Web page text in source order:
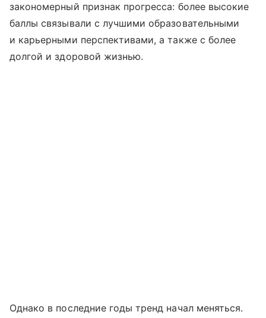
закономерный признак прогресса: более высокие
баллы связывали с лучшими образовательными
и карьерными перспективами, а также с более
долгой и здоровой жизнью.
Однако в последние годы тренд начал меняться.